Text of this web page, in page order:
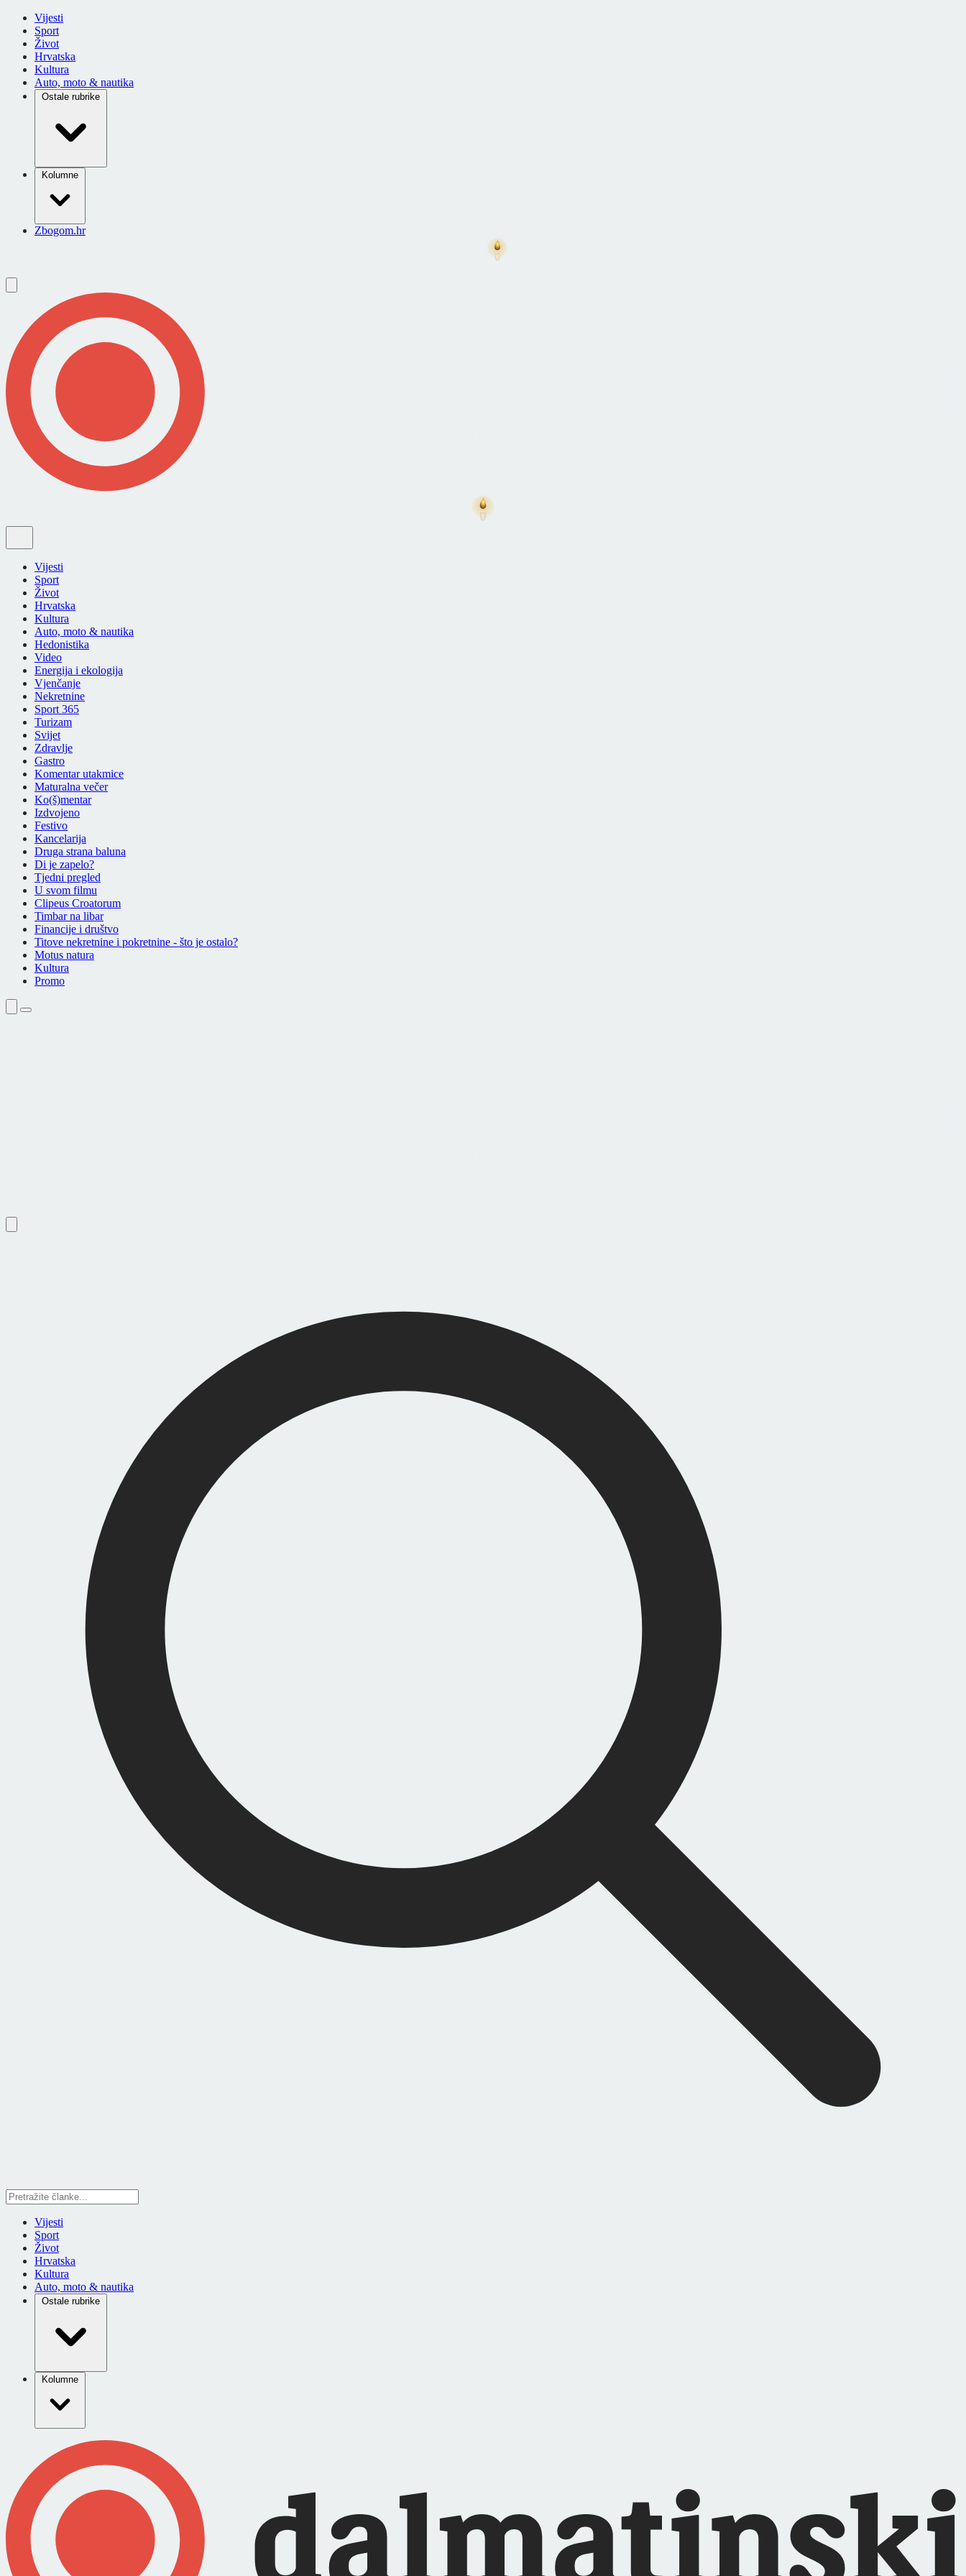
Vijesti
Sport
Život
Hrvatska
Kultura
Auto, moto & nautika
Ostale rubrike
Kolumne
Zbogom.hr
Vijesti
Sport
Život
Hrvatska
Kultura
Auto, moto & nautika
Hedonistika
Video
Energija i ekologija
Vjenčanje
Nekretnine
Sport 365
Turizam
Svijet
Zdravlje
Gastro
Komentar utakmice
Maturalna večer
Ko(š)mentar
Izdvojeno
Festivo
Kancelarija
Druga strana baluna
Di je zapelo?
Tjedni pregled
U svom filmu
Clipeus Croatorum
Timbar na libar
Financije i društvo
Titove nekretnine i pokretnine - što je ostalo?
Motus natura
Kultura
Promo
Vijesti
Sport
Život
Hrvatska
Kultura
Auto, moto & nautika
Ostale rubrike
Kolumne